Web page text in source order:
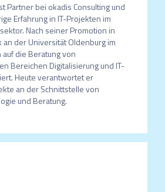
Partner bei okadis Consulting und
Erfahrung in IT-Projekten im
Nach seiner Promotion in
der Universität Oldenburg im
die Beratung von
Bereichen Digitalisierung und IT-
Heute verantwortet er
an der Schnittstelle von
und Beratung.